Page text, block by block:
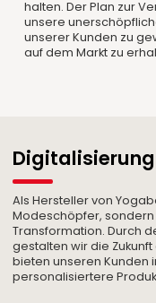
halten. Der Plan zur
unsere
unserer Kunden zu
auf dem Markt zu
Als Hersteller von
Modeschöpfer,
Transformation. Durch
gestalten wir die
bieten unseren Kunden
personalisiertere